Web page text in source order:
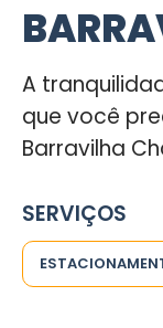
A
que você
Barravilha
SERVIÇOS